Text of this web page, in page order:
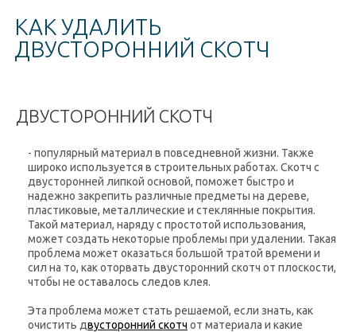
КАК УДАЛИТЬ
ДВУСТОРОННИЙ СКОТЧ
ДВУСТОРОННИЙ СКОТЧ
- популярный материал в повседневной жизни. Также
широко используется в строительных работах. Скотч с
двусторонней липкой основой, поможет быстро и
надежно закрепить различные предметы на дереве,
пластиковые, металлические и стеклянные покрытия.
Такой материал, наряду с простотой использования,
может создать некоторые проблемы при удалении. Такая
проблема может оказаться большой тратой времени и
сил на то, как оторвать двусторонний скотч от плоскости,
чтобы не оставалось следов клея.
Эта проблема может стать решаемой, если знать, как
очистить двусторонний скотч от материала и какие